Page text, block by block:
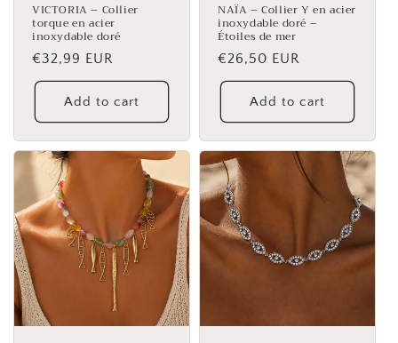
VICTORIA – Collier
torque en acier
inoxydable doré
Regular
price
€32,99 EUR
Add to cart
NAÏA – Collier Y en acier
inoxydable doré –
Étoiles de mer
Regular
price
€26,50 EUR
Add to cart